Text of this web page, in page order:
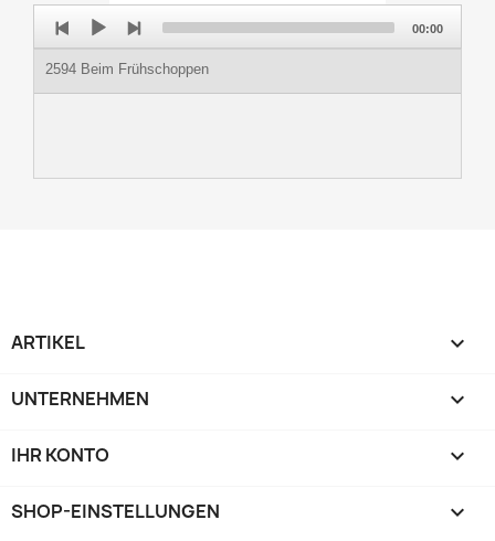
Player
2594 Beim Frühschoppen
00:00
ARTIKEL 
UNTERNEHMEN 
IHR KONTO 
SHOP-EINSTELLUNGEN keyboard_arrow_down